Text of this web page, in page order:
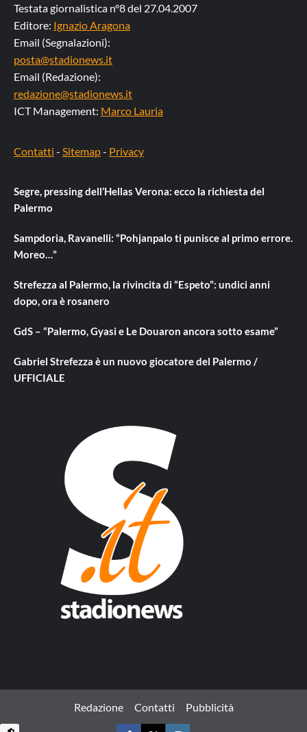
Testata giornalistica n°8 del 27.04.2007
Editore: Ignazio Aragona
Email (Segnalazioni):
posta@stadionews.it
Email (Redazione):
redazione@stadionews.it
ICT Management: Marco Lauria
Contatti - Sitemap- Privacy
Segre, pressing dell’Hellas Verona: ecco la richiesta del
Palermo
Sampdoria, Ravanelli: “Pohjanpalo ti punisce al primo errore.
Moreo…”
Strefezza al Palermo, la rivincita di “Espeto”: undici anni
dopo, ora è rosanero
GdS – “Palermo, Gyasi e Le Douaron ancora sotto esame”
Gabriel Strefezza è un nuovo giocatore del Palermo /
UFFICIALE
Redazione Contatti Pubblicità